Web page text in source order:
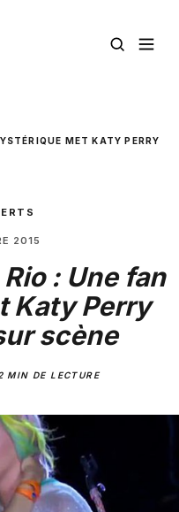
MET KATY PERRY
2015
: Une fan
Katy Perry
scène
MIN DE LECTURE